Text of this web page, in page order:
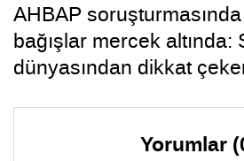
AHBAP
bağışlar mercek altında:
dünyasından dikkat
Yorumlar